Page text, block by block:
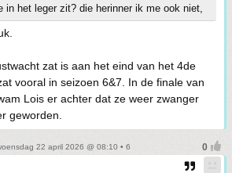
in het leger zit? die herinner ik me ook niet,
zat is aan het eind van het 4de
vooral in seizoen 6&7. In de finale van
Lois er achter dat ze weer zwanger
geworden.
22 april 2026 @ 08:10 • 6